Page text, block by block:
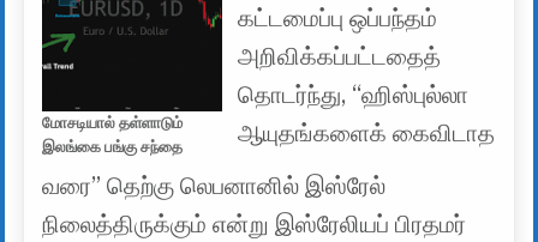
மோசடியால் தள்ளாடும்
இலங்கை பங்கு சந்தை
கட்டமைப்பு ஒப்பந்தம்
அறிவிக்கப்பட்டதைத்
தொடர்ந்து, “ஹிஸ்புல்லா
ஆயுதங்களைக் கைவிடாத
வரை” தெற்கு லெபனானில் இஸ்ரேல்
நிலைத்திருக்கும் என்று இஸ்ரேலியப் பிரதமர்